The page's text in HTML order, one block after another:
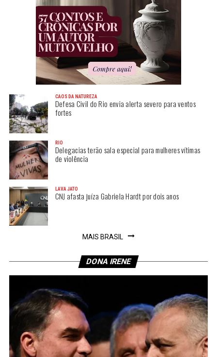
CAOS DA NATUREZA
Defesa Civil do Rio envia alerta severo para ventos
fortes
RIO
Delegacias terão sala especial para mulheres vítimas
de violência
LAVA JATO
CNJ afasta juíza Gabriela Hardt por dois anos
MAIS BRASIL
DONA IRENE